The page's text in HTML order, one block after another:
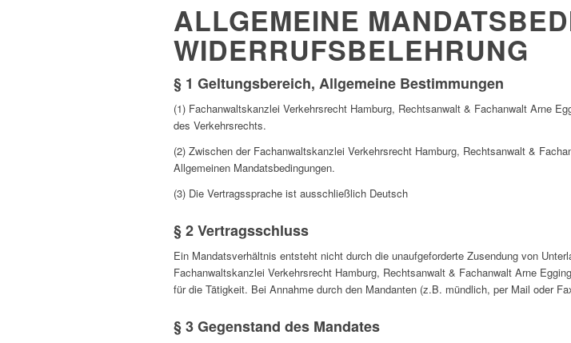
ALLGEMEINE
WIDERRUFSBELEHRUNG
§ 1 Geltungsbereich, Allgemeine Bestimmungen
(1) Fachanwaltskanzlei Verkehrsrecht Hamburg, Rechtsanwalt & Fachanwalt Arne
des Verkehrsrechts.
(2) Zwischen der Fachanwaltskanzlei Verkehrsrecht Hamburg, Rechtsanwalt &
Allgemeinen Mandatsbedingungen.
(3) Die Vertragssprache ist ausschließlich Deutsch
§ 2 Vertragsschluss
Ein Mandatsverhältnis entsteht nicht durch die unaufgeforderte Zusendung von
Fachanwaltskanzlei Verkehrsrecht Hamburg, Rechtsanwalt & Fachanwalt Arne
für die Tätigkeit. Bei Annahme durch den Mandanten (z.B. mündlich, per Mail oder
§ 3 Gegenstand des Mandates